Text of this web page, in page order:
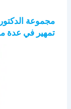
مجموعة
تمهير في عدة